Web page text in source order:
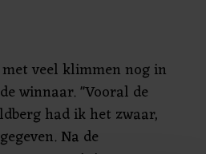
veel klimmen nog in
winnaar. "Vooral de
had ik het zwaar,
Na de